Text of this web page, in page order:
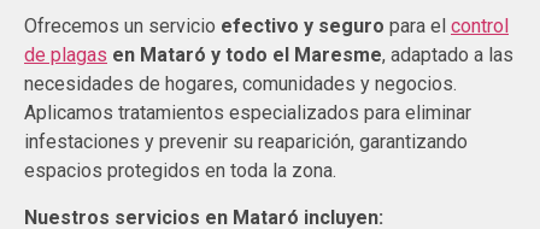
Ofrecemos un servicio efectivo y seguro para el control
de plagas en Mataró y todo el Maresme, adaptado a las
necesidades de hogares, comunidades y negocios.
Aplicamos tratamientos especializados para eliminar
infestaciones y prevenir su reaparición, garantizando
espacios protegidos en toda la zona.
Nuestros servicios en Mataró incluyen: